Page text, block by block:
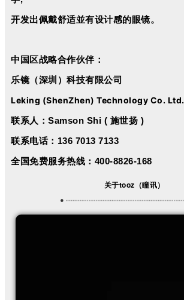
开发出佩戴舒适並有设计感的眼镜。
中国区战略合作伙伴：
乐镜（深圳）科技有限公司
Leking (ShenZhen) Technology Co. Ltd.
联系人： Samson Shi ( 施世扬 )
联系电话：136 7013 7133
全国免费服务热线： 400-8826-168
关于tooz（瞳讯）